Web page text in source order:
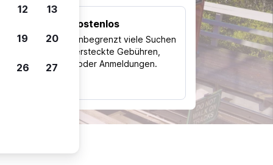
Kostenlos
Nutze unbegrenzt viele Suchen
ohne versteckte Gebühren,
Kosten oder Anmeldungen.
12 13
19 20
26 27